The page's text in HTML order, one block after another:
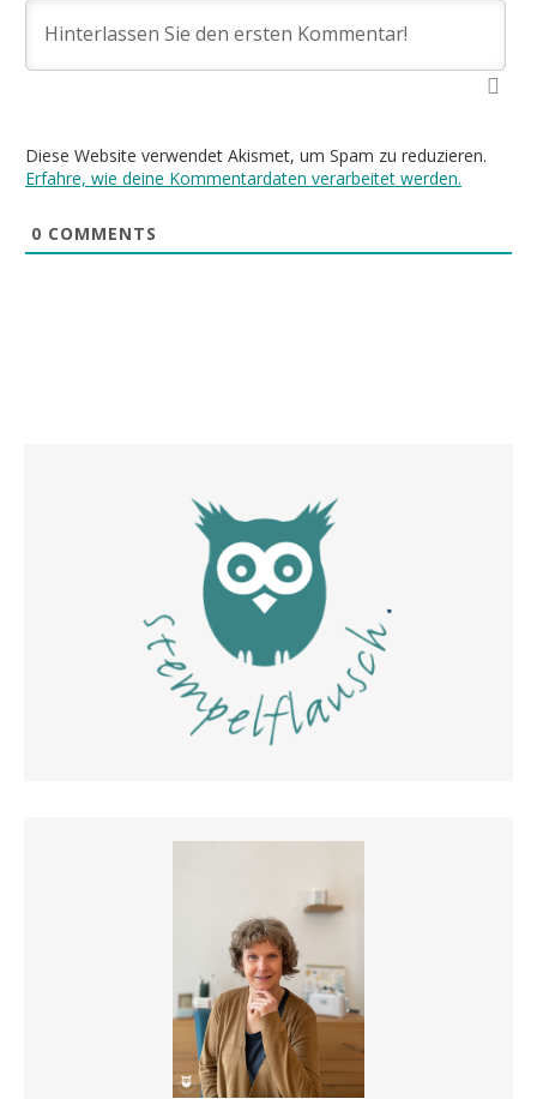
Diese Website verwendet Akismet, um Spam zu reduzieren.
Erfahre, wie deine Kommentardaten verarbeitet werden.
0 COMMENTS